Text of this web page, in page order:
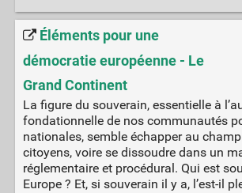
Éléments pour une
démocratie européenne - Le
Grand Continent
La figure du souverain, essentielle à
fondationnelle de nos communautés
nationales, semble échapper au
citoyens, voire se dissoudre dans un
réglementaire et procédural. Qui est
Europe ? Et, si souverain il y a, l’est-il